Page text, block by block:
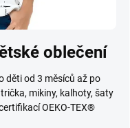
oblečení
děti od 3 měsíců až po
mikiny, kalhoty, šaty
OEKO-TEX®